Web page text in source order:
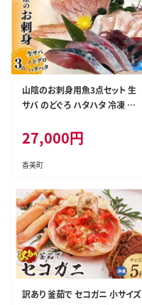
山陰のお刺身用魚3点セット 生
サバ のどぐろ ハタハタ 冷凍 香
27,000円
香美町
訳あり 釜茹で セコガニ 小サイズ